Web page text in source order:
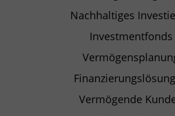
Nachhaltiges
Investmentfonds
Vermögende